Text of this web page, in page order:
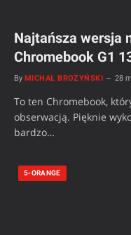
Najtańsza wersja
Chromebook G1
By MICHAŁ BROŻYŃSKI 28
To ten Chromebook,
obserwacją. Pięknie
bardzo…
5-ORANGE